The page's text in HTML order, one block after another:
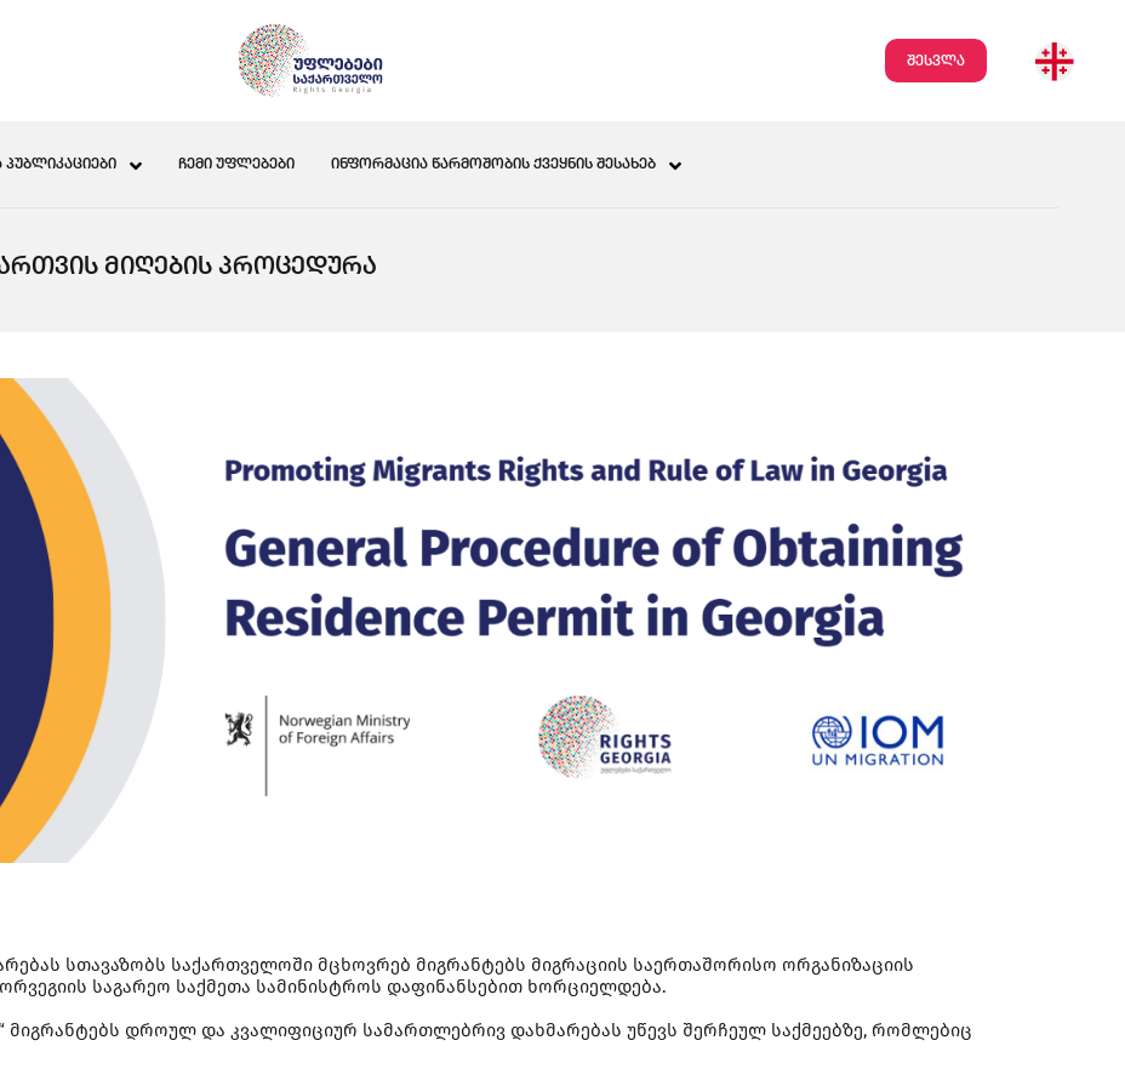
შესვლა
ᲩᲔᲛᲘ ᲣᲤᲚᲔᲑᲔᲑᲘ ᲘᲜᲤᲝᲠᲛᲐᲪᲘᲐ ᲬᲐᲠᲛᲝᲨᲝᲑᲘᲡ ᲥᲕᲔᲧᲜᲘᲡ ᲨᲔᲡᲐᲮᲔᲑ
ᲛᲘᲦᲔᲑᲘᲡ ᲞᲠᲝᲪᲔᲓᲣᲠᲐ
სთავაზობს საქართველოში მცხოვრებ მიგრანტებს მიგრაციის საერთაშორისო ორგანიზაციის
საგარეო საქმეთა სამინისტროს დაფინანსებით ხორციელდება.
დროულ და კვალიფიციურ სამართლებრივ დახმარებას უწევს შერჩეულ საქმეებზე, რომლებიც